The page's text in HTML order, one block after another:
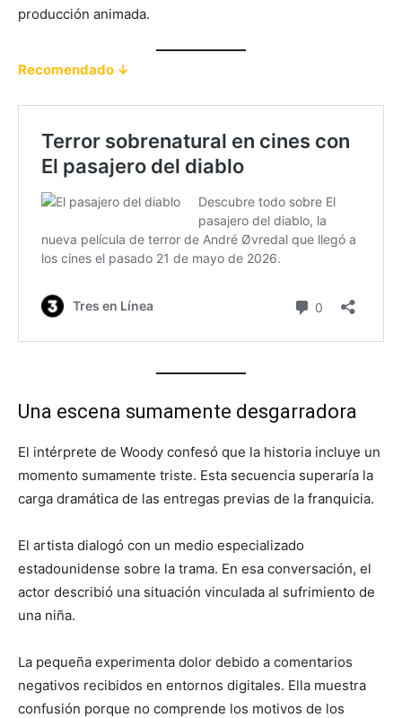
producción animada.
Recomendado ↓
Una escena sumamente desgarradora
El intérprete de Woody confesó que la historia incluye un
momento sumamente triste. Esta secuencia superaría la
carga dramática de las entregas previas de la franquicia.
El artista dialogó con un medio especializado
estadounidense sobre la trama. En esa conversación, el
actor describió una situación vinculada al sufrimiento de
una niña.
La pequeña experimenta dolor debido a comentarios
negativos recibidos en entornos digitales. Ella muestra
confusión porque no comprende los motivos de los